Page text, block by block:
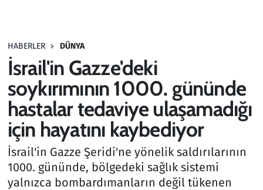
HABERLER DÜNYA
İsrail'in Gazze'deki
soykırımının 1000. gününde
hastalar tedaviye ulaşamadığı
için hayatını kaybediyor
İsrail'in Gazze Şeridi'ne yönelik saldırılarının
1000. gününde, bölgedeki sağlık sistemi
yalnızca bombardımanların değil tükenen
Haber
Kültür Sanat
Kurumsal Haberler
Lezzet Durağı
Memur ve Kamu